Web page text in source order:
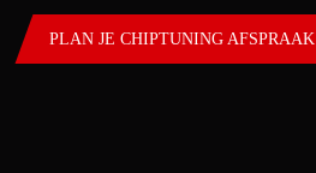
PLAN JE CHIPTUNING AFSPRAAK